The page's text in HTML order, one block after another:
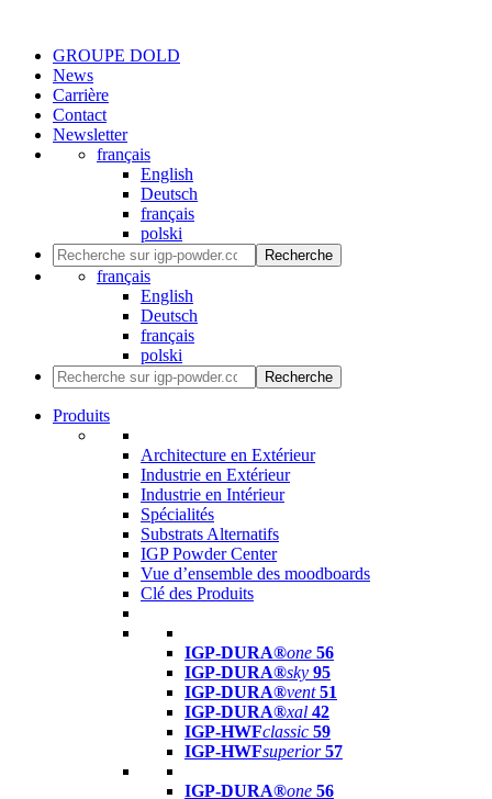
GROUPE DOLD
News
Carrière
Contact
Newsletter
français
English
Deutsch
français
polski
Recherche
français
English
Deutsch
français
polski
Recherche
Produits
Architecture en Extérieur
Industrie en Extérieur
Industrie en Intérieur
Spécialités
Substrats Alternatifs
IGP Powder Center
Vue d’ensemble des moodboards
Clé des Produits
IGP-DURA®one 56
IGP-DURA®sky 95
IGP-DURA®vent 51
IGP-DURA®xal 42
IGP-HWFclassic 59
IGP-HWFsuperior 57
IGP-DURA®one 56